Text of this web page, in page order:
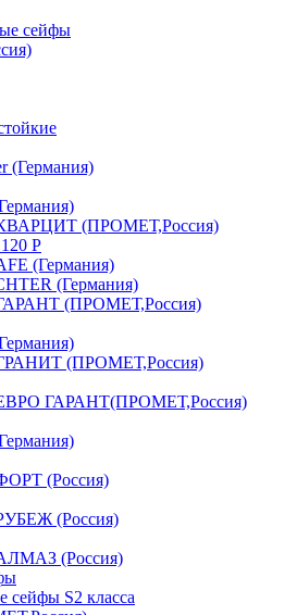
сейфы
(Германия)
(ПРОМЕТ,Россия)
Р
(Германия)
(Германия)
(ПРОМЕТ,Россия)
(ПРОМЕТ,Россия)
ГАРАНТ(ПРОМЕТ,Россия)
(Россия)
(Россия)
(Россия)
сейфы S2 класса